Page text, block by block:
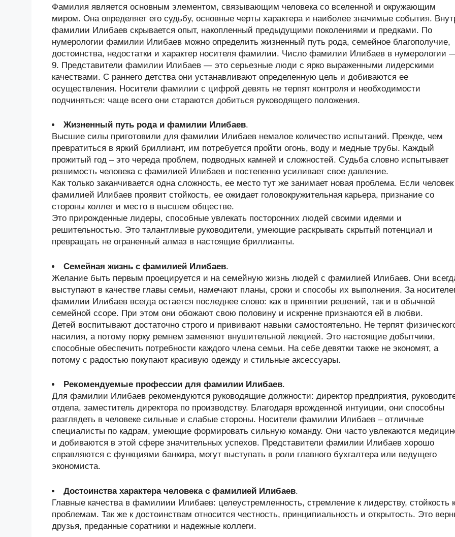
Фамилия является основным элементом, связывающим человека со вселенной и окружающим
миром. Она определяет его судьбу, основные черты характера и наиболее значимые события.
фамилии Илибаев скрывается опыт, накопленный предыдущими поколениями и предками. По
нумерологии фамилии Илибаев можно определить жизненный путь рода, семейное благополучие,
достоинства, недостатки и характер носителя фамилии. Число фамилии Илибаев в нумерологии
9. Представители фамилии Илибаев — это серьезные люди с ярко выраженными лидерскими
качествами. С раннего детства они устанавливают определенную цель и добиваются ее
осуществления. Носители фамилии с цифрой девять не терпят контроля и необходимости
подчиняться: чаще всего они стараются добиться руководящего положения.
Жизненный путь рода и фамилии Илибаев.
Высшие силы приготовили для фамилии Илибаев немалое количество испытаний. Прежде, чем
превратиться в яркий бриллиант, им потребуется пройти огонь, воду и медные трубы. Каждый
прожитый год – это череда проблем, подводных камней и сложностей. Судьба словно испытывает
решимость человека с фамилией Илибаев и постепенно усиливает свое давление.
Как только заканчивается одна сложность, ее место тут же занимает новая проблема. Если
фамилией Илибаев проявит стойкость, ее ожидает головокружительная карьера, признание со
стороны коллег и место в высшем обществе.
Это прирожденные лидеры, способные увлекать посторонних людей своими идеями и
решительностью. Это талантливые руководители, умеющие раскрывать скрытый потенциал и
превращать не ограненный алмаз в настоящие бриллианты.
Семейная жизнь с фамилией Илибаев.
Желание быть первым проецируется и на семейную жизнь людей с фамилией Илибаев. Они
выступают в качестве главы семьи, намечают планы, сроки и способы их выполнения. За
фамилии Илибаев всегда остается последнее слово: как в принятии решений, так и в обычной
семейной ссоре. При этом они обожают свою половину и искренне признаются ей в любви.
Детей воспитывают достаточно строго и прививают навыки самостоятельно. Не терпят
насилия, а потому порку ремнем заменяют внушительной лекцией. Это настоящие добытчики,
способные обеспечить потребности каждого члена семьи. На себе девятки также не экономят, а
потому с радостью покупают красивую одежду и стильные аксессуары.
Рекомендуемые профессии для фамилии Илибаев.
Для фамилии Илибаев рекомендуются руководящие должности: директор предприятия,
отдела, заместитель директора по производству. Благодаря врожденной интуиции, они способны
разглядеть в человеке сильные и слабые стороны. Носители фамилии Илибаев – отличные
специалисты по кадрам, умеющие формировать сильную команду. Они часто увлекаются
и добиваются в этой сфере значительных успехов. Представители фамилии Илибаев хорошо
справляются с функциями банкира, могут выступать в роли главного бухгалтера или ведущего
экономиста.
Достоинства характера человека с фамилией Илибаев.
Главные качества в фамилиии Илибаев: целеустремленность, стремление к лидерству, стойкость к
проблемам. Так же к достоинствам относится честность, принципиальность и открытость. Это
друзья, преданные соратники и надежные коллеги.